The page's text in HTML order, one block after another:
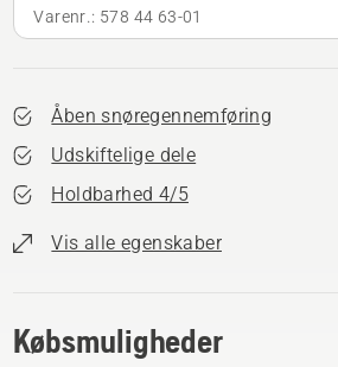
Varenr.: 578 44 63‑01
Åben snøregennemføring
Udskiftelige dele
Holdbarhed 4/5
Vis alle egenskaber
Købsmuligheder